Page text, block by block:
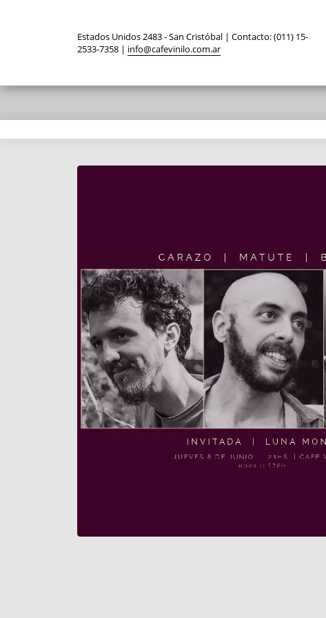
Estados Unidos 2483 - San Cristóbal | Contacto: (011) 15-
2533-7358 | info@cafevinilo.com.ar